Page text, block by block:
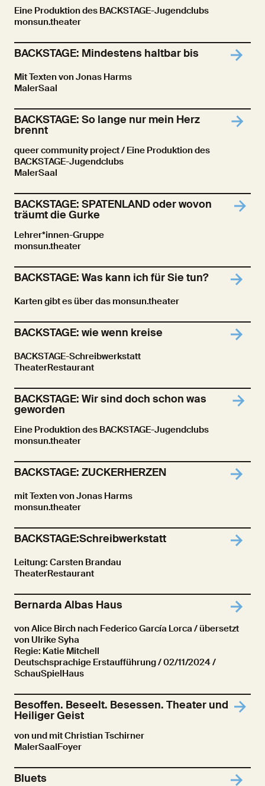
Eine Produktion des BACKSTAGE-Jugendclubs
monsun.theater
BACKSTAGE: Mindestens haltbar bis
Mit Texten von Jonas Harms
MalerSaal
BACKSTAGE: So lange nur mein Herz
brennt
queer community project / Eine Produktion des
BACKSTAGE-Jugendclubs
MalerSaal
BACKSTAGE: SPATENLAND oder wovon
träumt die Gurke
Lehrer*innen-Gruppe
monsun.theater
BACKSTAGE: Was kann ich für Sie tun?
Karten gibt es über das monsun.theater
BACKSTAGE: wie wenn kreise
BACKSTAGE-Schreibwerkstatt
TheaterRestaurant
BACKSTAGE: Wir sind doch schon was
geworden
Eine Produktion des BACKSTAGE-Jugendclubs
monsun.theater
BACKSTAGE: ZUCKERHERZEN
mit Texten von Jonas Harms
monsun.theater
BACKSTAGE:Schreibwerkstatt
Leitung: Carsten Brandau
TheaterRestaurant
Bernarda Albas Haus
von Alice Birch nach Federico García Lorca / übersetzt
von Ulrike Syha
Regie: Katie Mitchell
Deutschsprachige Erstaufführung/ 02/11/2024 /
SchauSpielHaus
Besoffen. Beseelt. Besessen. Theater und
Heiliger Geist
von und mit Christian Tschirner
MalerSaalFoyer
Bluets